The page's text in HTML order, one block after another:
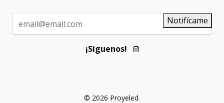
Notifícame
¡Síguenos!
© 2026 Proyeled.